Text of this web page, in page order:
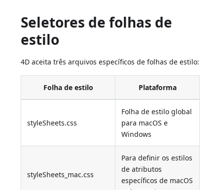
Seletores de folhas de
estilo
4D aceita três arquivos específicos de folhas de estilo:
Folha de estilo Plataforma
styleSheets.css
Folha de estilo global
para macOS e
Windows
styleSheets_mac.css
Para definir os estilos
de atributos
específicos de macOS